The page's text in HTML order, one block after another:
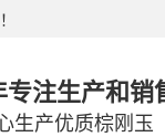
专注生产和销
生产优质棕刚玉